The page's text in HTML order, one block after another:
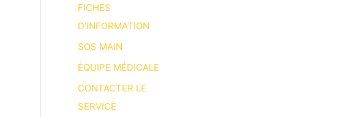
FICHES
D’INFORMATION
SOS MAIN
ÉQUIPE MÉDICALE
CONTACTER LE
SERVICE